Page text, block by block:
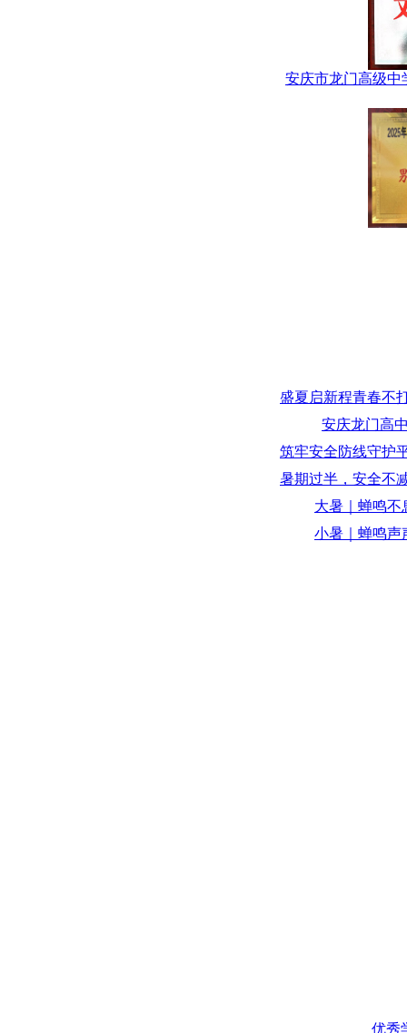
安庆市龙门高级中
盛夏启新程青春不
安庆龙门高
筑牢安全防线守护
暑期过半，安全不
大暑｜蝉鸣不
小暑｜蝉鸣声
优秀